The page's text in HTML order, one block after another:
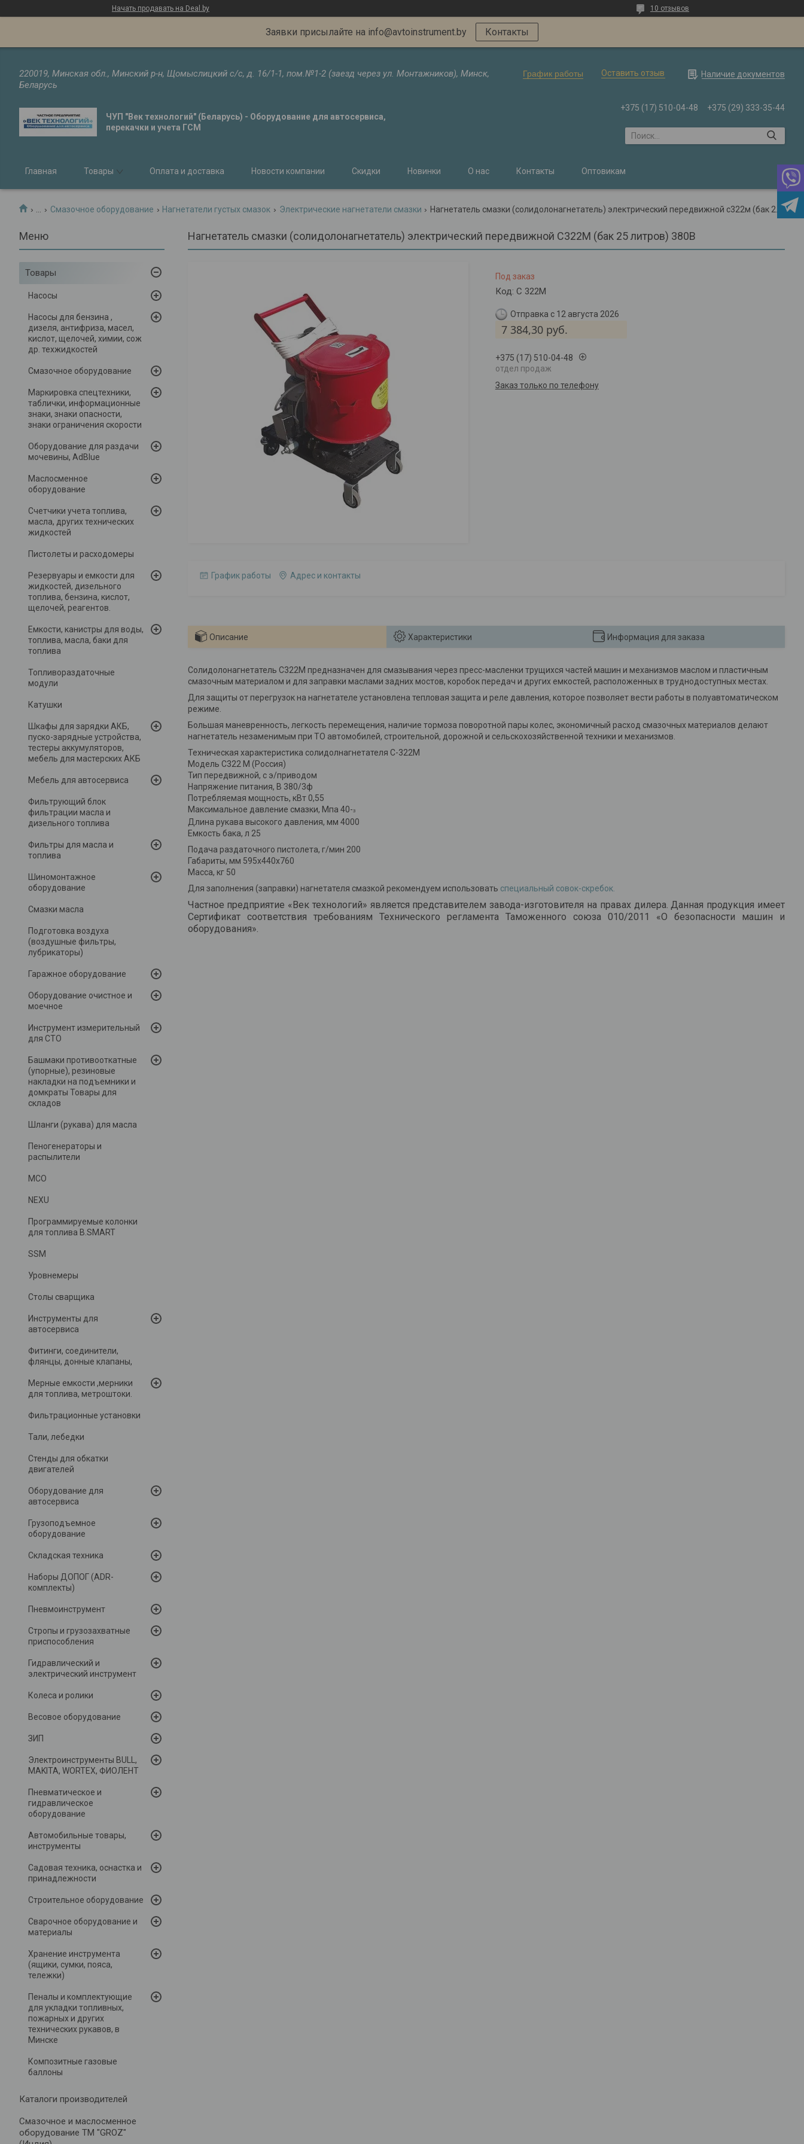
Начать продавать на Deal.by 10 отзывов
Заявки присылайте на info@avtoinstrument.by Контакты
220019, Минская обл., Минский р-н, Щомыслицкий с/с, д. 16/1-1, пом.№1-2 (заезд через ул. Монтажников), Минск,
Беларусь
График работы Оставить отзыв Наличие документов
ЧУП "Век технологий" (Беларусь) - Оборудование для автосервиса,
перекачки и учета ГСМ
+375 (17) 510-04-48 +375 (29) 333-35-44
Главная Товары Оплата и доставка Новости компании Скидки Новинки О нас Контакты Оптовикам
Смазочное оборудование Нагнетатели густых смазок Электрические нагнетатели смазки
Товары
Насосы
Насосы для бензина ,
дизеля, антифриза, масел,
кислот, щелочей, химии, сож
др. техжидкостей
Смазочное оборудование
Маркировка спецтехники,
таблички, информационные
знаки, знаки опасности,
знаки ограничения скорости
Оборудование для раздачи
мочевины, AdBlue
Маслосменное
оборудование
Счетчики учета топлива,
масла, других технических
жидкостей
Пистолеты и расходомеры
Резервуары и емкости для
жидкостей, дизельного
топлива, бензина, кислот,
щелочей, реагентов.
Емкости, канистры для воды,
топлива, масла, баки для
топлива
Топливораздаточные
модули
Катушки
Шкафы для зарядки АКБ,
пуско-зарядные устройства,
тестеры аккумуляторов,
мебель для мастерских АКБ
Мебель для автосервиса
Фильтрующий блок
фильтрации масла и
дизельного топлива
Фильтры для масла и
топлива
Шиномонтажное
оборудование
Смазки масла
Подготовка воздуха
(воздушные фильтры,
лубрикаторы)
Гаражное оборудование
Оборудование очистное и
моечное
Инструмент измерительный
для СТО
Башмаки противооткатные
(упорные), резиновые
накладки на подъемники и
домкраты Товары для
складов
Шланги (рукава) для масла
Пеногенераторы и
распылители
MCO
NEXU
Программируемые колонки
для топлива B.SMART
SSM
Уровнемеры
Столы сварщика
Инструменты для
автосервиса
Фитинги, соединители,
флянцы, донные клапаны,
Мерные емкости ,мерники
для топлива, метроштоки.
Фильтрационные установки
Тали, лебедки
Стенды для обкатки
двигателей
Оборудование для
автосервиса
Грузоподъемное
оборудование
Складская техника
Наборы ДОПОГ (ADR-
комплекты)
Пневмоинструмент
Стропы и грузозахватные
приспособления
Гидравлический и
электрический инструмент
Колеса и ролики
Весовое оборудование
ЗИП
Электроинструменты BULL,
MAKITA, WORTEX, ФИОЛЕНТ
Пневматическое и
гидравлическое
оборудование
Автомобильные товары,
инструменты
Садовая техника, оснастка и
принадлежности
Строительное оборудование
Сварочное оборудование и
материалы
Хранение инструмента
(ящики, сумки, пояса,
тележки)
Пеналы и комплектующие
для укладки топливных,
пожарных и других
технических рукавов, в
Минске
Композитные газовые
баллоны
Каталоги производителей
Cмазочное и маслосменное
оборудование ТМ "GROZ"
Нагнетатель смазки (солидолонагнетатель) электрический передвижной С322М (бак 25 литров) 380В
Под заказ
Код: С 322М
Отправка с 12 августа 2026
7 384,30 руб.
+375 (17) 510-04-48
отдел продаж
Заказ только по телефону
График работы Адрес и контакты
Описание Характеристики Информация для заказа
Солидолонагнетатель С322М предназначен для смазывания через пресс-масленки трущихся частей машин и механизмов маслом и пластичным
смазочным материалом и для заправки маслами задних мостов, коробок передач и других емкостей, расположенных в труднодоступных местах.
Для защиты от перегрузок на нагнетателе установлена тепловая защита и реле давления, которое позволяет вести работы в полуавтоматическом
режиме.
Большая маневренность, легкость перемещения, наличие тормоза поворотной пары колес, экономичный расход смазочных материалов делают
нагнетатель незаменимым при ТО автомобилей, строительной, дорожной и сельскохозяйственной техники и механизмов.
Техническая характеристика солидолнагнетателя С-322М
Модель С322 М (Россия)
Тип передвижной, с э/приводом
Напряжение питания, В 380/3ф
Потребляемая мощность, кВт 0,55
Максимальное давление смазки, Мпа 40-3
Длина рукава высокого давления, мм 4000
Емкость бака, л 25
Подача раздаточного пистолета, г/мин 200
Габариты, мм 595х440х760
Масса, кг 50
Для заполнения (заправки) нагнетателя смазкой рекомендуем использовать специальный совок-скребок.
Частное предприятие «Век технологий» является представителем завода-изготовителя на правах дилера. Данная продукция имеет
Сертификат соответствия требованиям Технического регламента Таможенного союза 010/2011 «О безопасности машин и
оборудования».